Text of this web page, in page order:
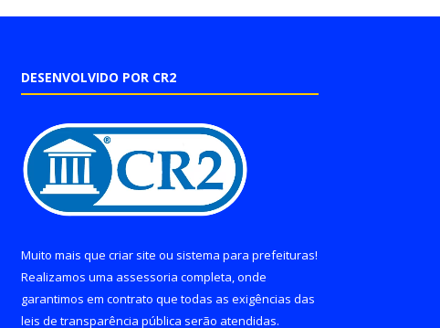
DESENVOLVIDO POR CR2
Muito mais que criar site ou sistema para prefeituras!
Realizamos uma assessoria completa, onde
garantimos em contrato que todas as exigências das
leis de transparência pública serão atendidas.